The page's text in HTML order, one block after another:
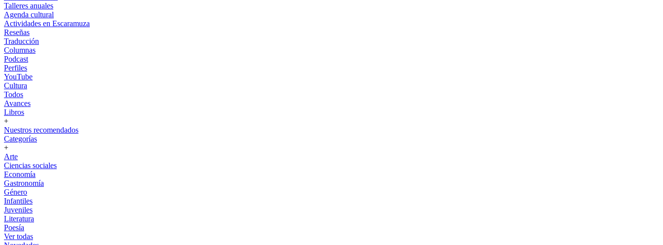
Talleres anuales
Agenda cultural
Actividades en Escaramuza
Reseñas
Traducción
Columnas
Podcast
Perfiles
YouTube
Cultura
Todos
Avances
Libros
+
Nuestros recomendados
Categorías
+
Arte
Ciencias sociales
Economía
Gastronomía
Género
Infantiles
Juveniles
Literatura
Poesía
Ver todas